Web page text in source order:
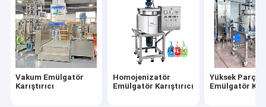
Kozmetik Laboratuvarı Ekipmanları
poşet dolum makinası
Vakum Emülgatör
Karıştırıcı
Homojenizatör
Emülgatör Karıştırıcı
Yüksek
Emülgatör